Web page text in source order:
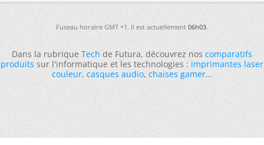
Fuseau horaire GMT +1. Il est actuellement06h03.
Dans la rubriqueTechde Futura, découvrez noscomparatifs
produitssur l'informatique et les technologies :imprimantes laser
couleur,casques audio,chaises gamer...